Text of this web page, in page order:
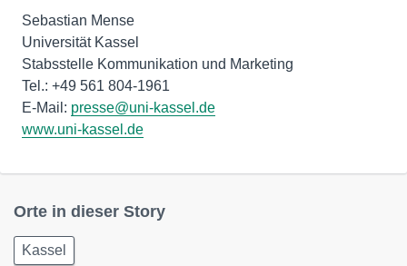
Sebastian Mense
Universität Kassel
Stabsstelle Kommunikation und Marketing
Tel.: +49 561 804-1961
E-Mail: presse@uni-kassel.de
www.uni-kassel.de
Orte in dieser Story
Kassel